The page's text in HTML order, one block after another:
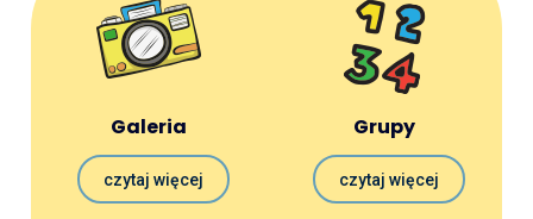
Galeria
czytaj więcej
Grupy
czytaj więcej